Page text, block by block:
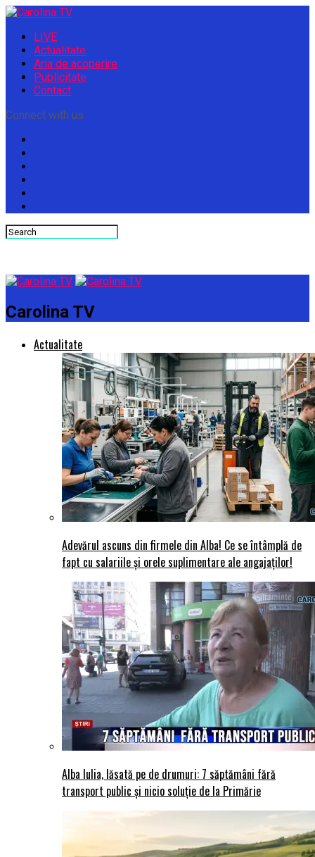
LIVE
Actualitate
Aria de acoperire
Publicitate
Contact
Connect with us
Carolina TV
Actualitate
Adevărul ascuns din firmele din Alba! Ce se întâmplă de
fapt cu salariile și orele suplimentare ale angajaților!
Alba Iulia, lăsată pe de drumuri: 7 săptămâni fără
transport public și nicio soluție de la Primărie